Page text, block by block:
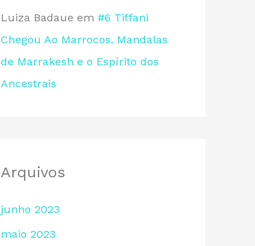
Luiza Badaue em #6 Tiffani
Chegou Ao Marrocos. Mandalas
de Marrakesh e o Espírito dos
Ancestrais
Arquivos
junho 2023
maio 2023